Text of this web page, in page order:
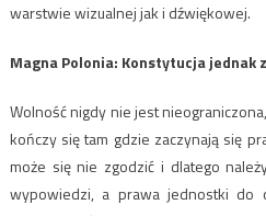
warstwie wizualnej jak i dźwiękowej.
Magna Polonia: ​Konstytucja jednak
Wolność nigdy nie jest
kończy się tam gdzie zaczynają się
może się nie zgodzić i dlatego
wypowiedzi, a prawa jednostki do